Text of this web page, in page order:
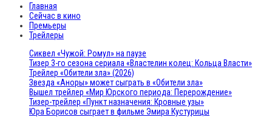
Главная
Сейчас в кино
Премьеры
Трейлеры
Сиквел «Чужой: Ромул» на паузе
Тизер 3-го сезона сериала «Властелин колец: Кольца Власти»
Трейлер «Обители зла» (2026)
Звезда «Аноры» может сыграть в «Обители зла»
Вышел трейлер «Мир Юрского периода: Перерождение»
Тизер-трейлер «Пункт назначения: Кровные узы»
Юра Борисов сыграет в фильме Эмира Кустурицы